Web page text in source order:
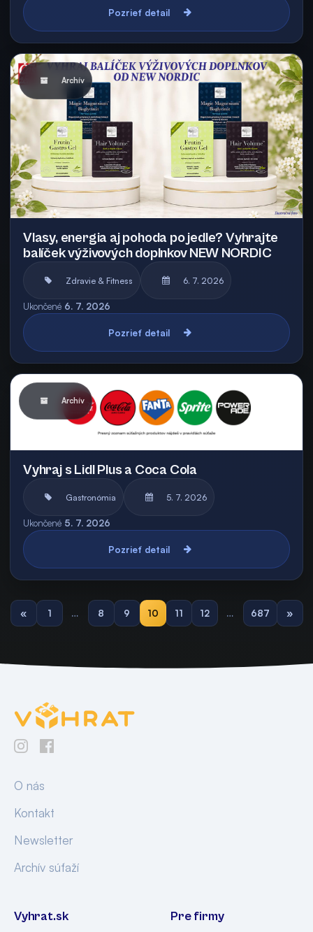
Pozrieť detail
Archív
Vlasy, energia aj pohoda po jedle? Vyhrajte
balíček výživových doplnkov NEW NORDIC
Zdravie & Fitness 6. 7. 2026
Ukončené 6. 7. 2026
Pozrieť detail
Archív
Vyhraj s Lidl Plus a Coca Cola
Gastronómia 5. 7. 2026
Ukončené 5. 7. 2026
Pozrieť detail
« 1 … 8 9 10 11 12 … 687 »
O nás
Kontakt
Newsletter
Archív súťaží
Vyhrat.sk
Pre firmy